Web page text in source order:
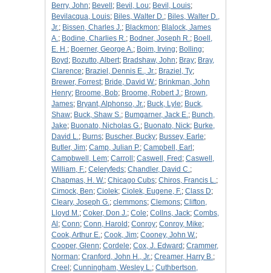
Berry, John; Bevell ; Bevil, Lou; Bevil, Louis;
Bevilacqua, Louis; Biles, Walter D.; Biles, Walter D.,
Jr.; Bissen, Charles J.; Blackmon; Blalock, James
A.; Bodine, Charlies R.; Bodner, Joseph R.; Boell,
E. H.; Boerner, George A.; Boim, Irving; Bolling;
Boyd ; Bozutto, Albert; Bradshaw, John; Bray; Bray,
Clarence; Braziel, Dennis E., Jr.; Braziel, Ty;
Brewer, Forrest; Bride, David W.; Brinkman, John
Henry; Broome, Bob; Broome, Robert J.; Brown,
James; Bryant, Alphonso, Jr.; Buck, Lyle; Buck,
Shaw; Buck, Shaw S.; Bumgarner, Jack E.; Bunch,
Jake; Buonato, Nicholas G.; Buonato, Nick; Burke,
David L.; Burns; Buscher, Bucky; Bussey, Earle;
Butler, Jim; Camp, Julian P.; Campbell, Earl ;
Campbwell, Lem; Carroll ; Caswell, Fred ; Caswell,
William, F.; Celeryfeds; Chandler, David C.;
Chapmas, H. W.; Chicago Cubs; Chiros, Francis L.;
Cimock, Ben; Ciolek; Ciolek, Eugene, F.; Class D;
Cleary, Joseph G.; clemmons; Clemons; Clifton,
Lloyd M.; Coker, Don J.; Cole; Collns, Jack; Combs,
Al ; Conn; Conn, Harold ; Conroy; Conroy, Mike;
Cook, Arthur E.; Cook, Jim; Cooney, John W.;
Cooper, Glenn; Cordele; Cox, J. Edward ; Crammer,
Norman; Cranford, John H., Jr.; Creamer, Harry B.;
Creel ; Cunningham, Wesley L.; Cuthbertson,